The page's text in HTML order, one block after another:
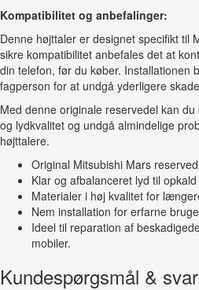
Kompatibilitet og anbefalinger:
Denne højttaler er designet specifikt til
sikre kompatibilitet anbefales det at
din telefon, før du køber. Installationen
fagperson for at undgå yderligere
Med denne originale reservedel kan
og lydkvalitet og undgå almindelige
højttalere.
Original Mitsubishi Mars
Klar og afbalanceret lyd til
Materialer i høj kvalitet for
Nem installation for erfarne
Ideel til reparation af
mobiler.
Kundespørgsmål & svar